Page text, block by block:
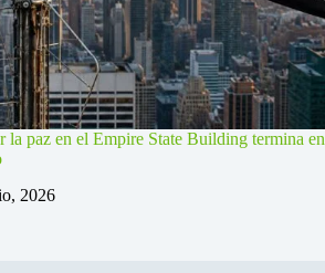
la paz en el Empire State Building termina en
2026